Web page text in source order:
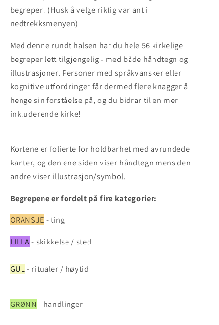
begreper! (Husk å velge riktig variant i
nedtrekksmenyen)
Med denne rundt halsen har du hele 56 kirkelige
begreper lett tilgjengelig - med både håndtegn og
illustrasjoner. Personer med språkvansker eller
kognitive utfordringer får dermed flere knagger å
henge sin forståelse på, og du bidrar til en mer
inkluderende kirke!
Kortene er folierte for holdbarhet med avrundede
kanter, og den ene siden viser håndtegn mens den
andre viser illustrasjon/symbol.
Begrepene er fordelt på fire kategorier:
ORANSJE - ting
LILLA- skikkelse / sted
GUL- ritualer / høytid
GRØNN - handlinger